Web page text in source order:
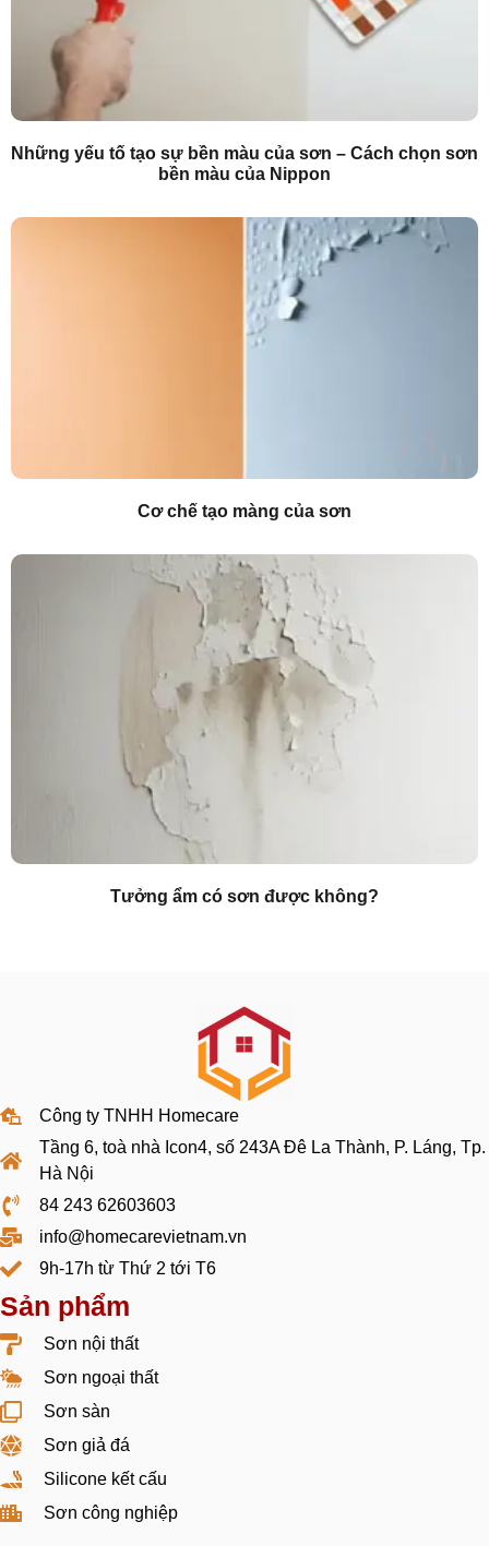
Những yếu tố tạo sự bền màu của sơn – Cách chọn sơn
bền màu của Nippon
Cơ chế tạo màng của sơn
Tưởng ẩm có sơn được không?
Công ty TNHH Homecare
Tầng 6, toà nhà Icon4, số 243A Đê La Thành, P. Láng, Tp.
Hà Nội
84 243 62603603
info@homecarevietnam.vn
9h-17h từ Thứ 2 tới T6
Sản phẩm
Sơn nội thất
Sơn ngoại thất
Sơn sàn
Sơn giả đá
Silicone kết cấu
Sơn công nghiệp